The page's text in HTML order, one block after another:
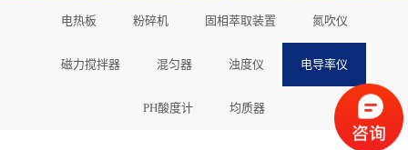
电热板 粉碎机 固相萃取装置 氮吹仪
磁力搅拌器 混匀器 浊度仪 电导率仪
PH酸度计 均质器